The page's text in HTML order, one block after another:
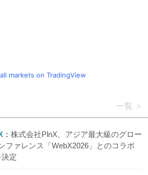
markets on TradingView
一覧
株式会社PlnX、アジア最大級のグロー
ファレンス「WebX2026」とのコラボ
定